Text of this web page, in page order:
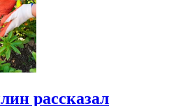
рассказал